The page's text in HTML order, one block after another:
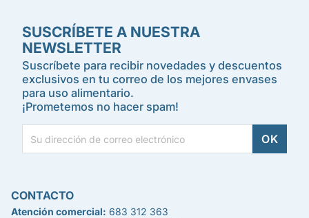
SUSCRÍBETE A NUESTRA
NEWSLETTER
Suscríbete para recibir novedades y descuentos
exclusivos en tu correo de los mejores envases
para uso alimentario.
¡Prometemos no hacer spam!
CONTACTO
Atención comercial: 683 312 363